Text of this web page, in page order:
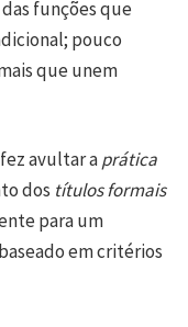
funções que
pouco
que unem
avultar aprática
dos títulos formais
para um
em critérios